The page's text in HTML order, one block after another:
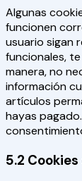
Algunas
funcionen
usuario sigan
funcionales,
manera, no
información
artículos
hayas
5.2